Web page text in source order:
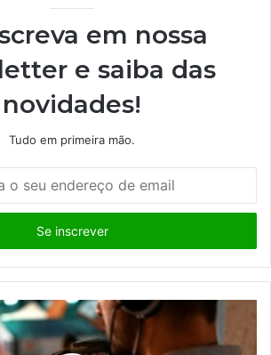
em nossa
e saiba das
novidades!
Tudo em primeira mão.